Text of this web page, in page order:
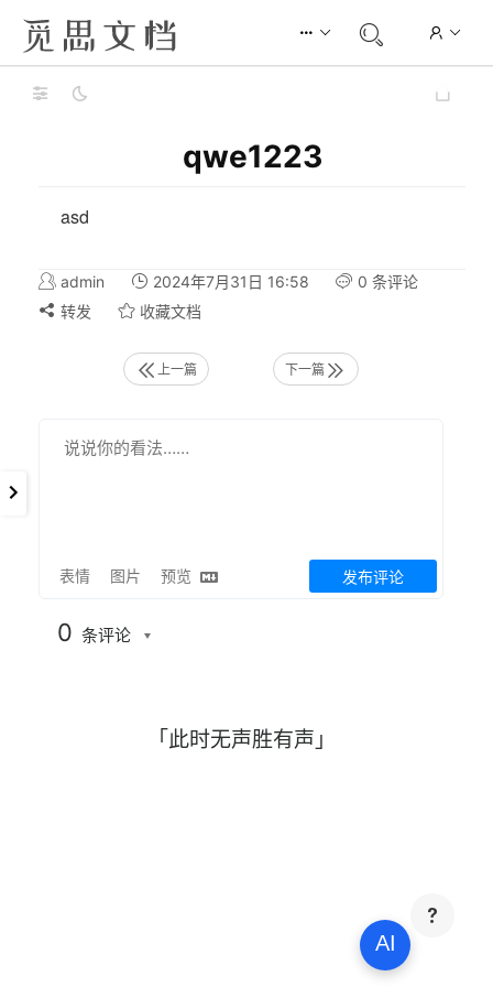
qwe1223
asd
admin 2024年7月31日 16:58
0 条评论
转发
收藏文档
上一篇 下一篇
表情 图片 预览 发布评论
0 条评论
「此时无声胜有声」
AI